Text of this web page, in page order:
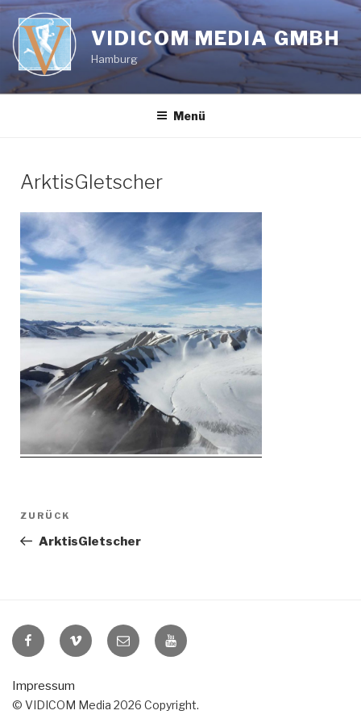
Zum
Inhalt
springen
VIDICOM MEDIA GMBH
Hamburg
Menü
ArktisGletscher
Beitragsnavigation
Vorheriger
Beitrag
ZURÜCK
ArktisGletscher
VIDICOM
auf
VIDICOM
auf
E-
Mail
VIDICOM
auf
Impressum
© VIDICOM Media 2026 Copyright.